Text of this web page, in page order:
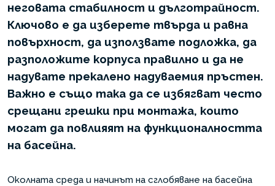
неговата стабилност и дълготрайност.
Ключово е да изберете твърда и равна
повърхност, да използвате подложка, да
разположите корпуса правилно и да не
надувате прекалено надуваемия пръстен.
Важно е също така да се избягват често
срещани грешки при монтажа, които
могат да повлияят на функционалността
на басейна.
Околната среда и начинът на сглобяване на басейна